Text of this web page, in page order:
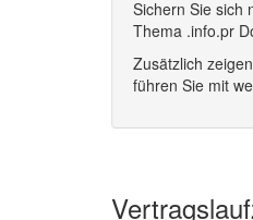
Sichern Sie sich
Thema .info.pr
Zusätzlich
führen Sie mit